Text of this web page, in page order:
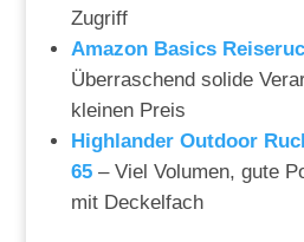
Zugriff
Amazon Basics
Überraschend solide
kleinen Preis
Highlander Outdoor
65– Viel Volumen, gute
mit Deckelfach